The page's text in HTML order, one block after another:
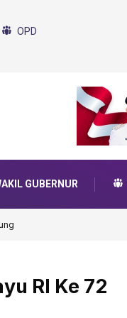
OPD
GUBERNUR
2025
RI Ke 72